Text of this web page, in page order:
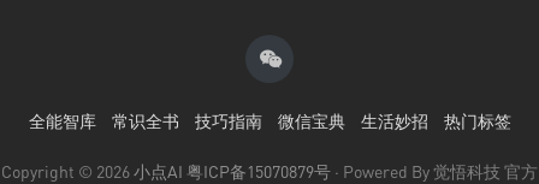
全能智库 常识全书 技巧指南 微信宝典 生活妙招 热门标签
Copyright © 2026小点AI 粤ICP备15070879号 · Powered By 觉悟科技 官方